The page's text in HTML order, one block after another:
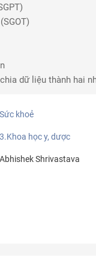
dữ liệu thành hai
Sức khoẻ
3.Khoa học y, dược
Abhishek Shrivastava